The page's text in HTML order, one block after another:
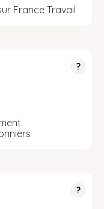
France Travail
?
?